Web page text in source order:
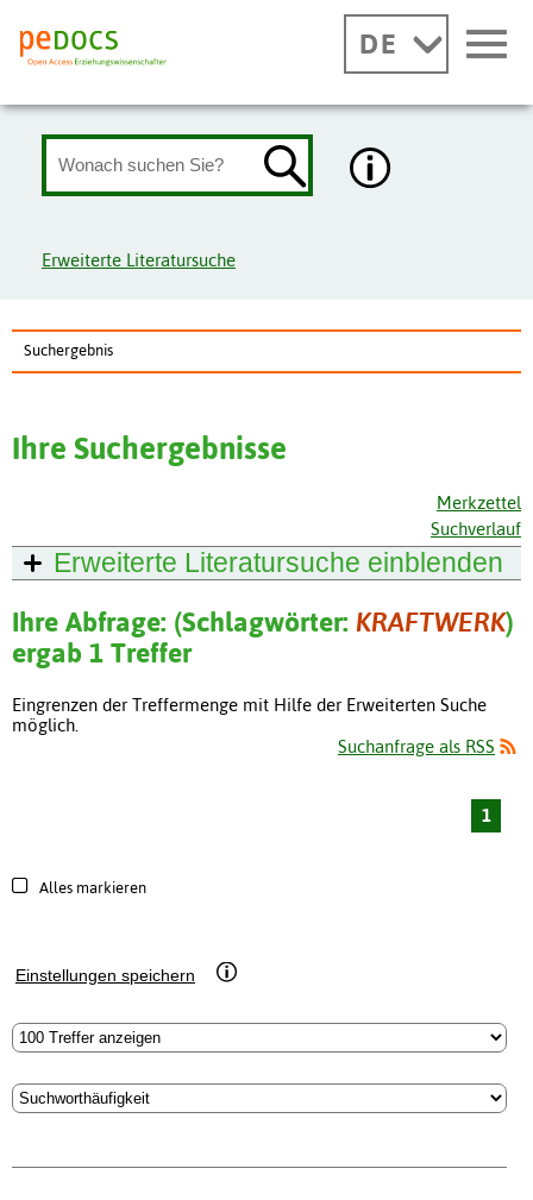
DE
Erweiterte Literatursuche
Suchergebnis
Ihre Suchergebnisse
Merkzettel
Suchverlauf
Erweiterte Literatursuche einblenden
Ihre Abfrage: (Schlagwörter: KRAFTWERK)
ergab 1 Treffer
Eingrenzen der Treffermenge mit Hilfe der Erweiterten Suche
möglich.
Suchanfrage als RSS
1
Alles markieren
Einstellungen speichern